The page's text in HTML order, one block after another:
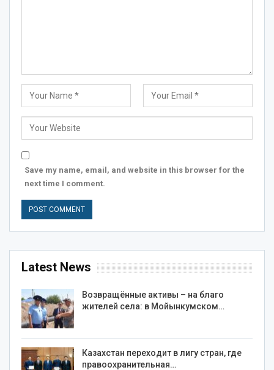
Save my name, email, and website in this browser for the
next time I comment.
Latest News
Возвращённые активы – на благо
жителей села: в Мойынкумском…
Казахстан переходит в лигу стран, где
правоохранительная…